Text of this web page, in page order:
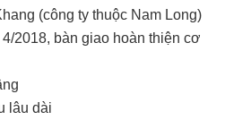
(công ty thuộc Nam Long)
2018, bàn giao hoàn thiện cơ
lâu dài